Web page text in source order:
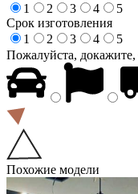
1
2 3 4
5
Срок изготовления
1
2 3 4
5
Пожалуйста,
Похожие модели